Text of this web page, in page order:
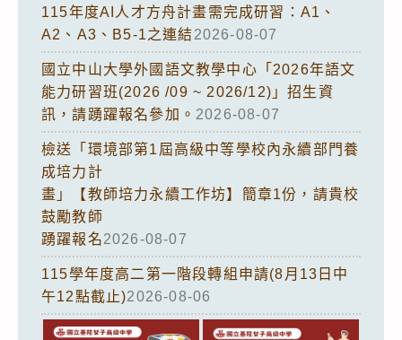
115年度AI人才方舟計畫需完成研習：A1、
A2、A3、B5-1之連結2026-08-07
國立中山大學外國語文教學中心「2026年語文
能力研習班(2026 /09 ~ 2026/12)」招生資
訊，請踴躍報名參加。 2026-08-07
檢送「環境部第1屆高級中等學校內永續部門養
成培力計
畫」【教師培力永續工作坊】簡章1份，請貴校
鼓勵教師
踴躍報名2026-08-07
115學年度高二第一階段轉組申請(8月13日中
午12點截止)2026-08-06